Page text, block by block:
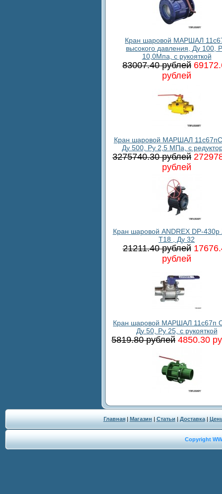
Кран шаровой МАРШАЛ
высокого давления, Ду 100,
10,0Мпа, с рукояткой
83007.40 рублей
рублей
Кран шаровой МАРШАЛ
Ду 500, Ру 2,5 МПа, с
3275740.30 рублей
рублей
Кран шаровой ANDREX DP-430p
T18 , Ду 32
21211.40 рублей
рублей
Кран шаровой МАРШАЛ 11с67п
Ду 50, Ру 25, с рукояткой
5819.80 рублей 4850.30
Главная| Магазин | Статьи | Доставка|
Copyright